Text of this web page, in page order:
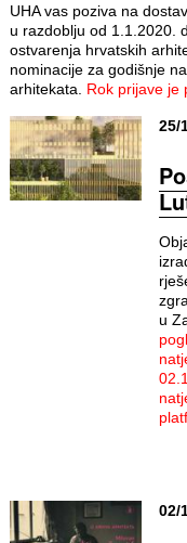
UHA vas poziva na
u razdoblju od 1.1.2020.
ostvarenja hrvatskih
nominacije za godišnje
arhitekata. Rok prijave je
25/
u
02/